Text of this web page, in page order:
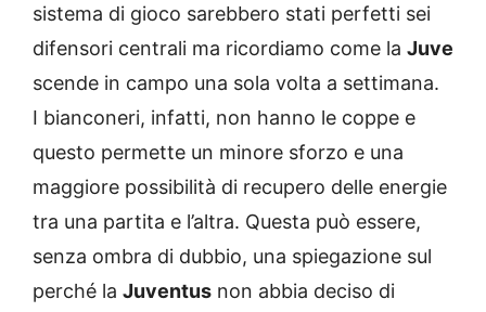
sistema di gioco sarebbero stati perfetti sei
difensori centrali ma ricordiamo come la Juve
scende in campo una sola volta a settimana.
I bianconeri, infatti, non hanno le coppe e
questo permette un minore sforzo e una
maggiore possibilità di recupero delle energie
tra una partita e l’altra. Questa può essere,
senza ombra di dubbio, una spiegazione sul
perché la Juventus non abbia deciso di